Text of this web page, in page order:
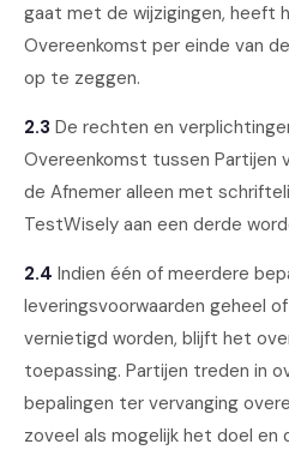
gaat met de wijzigingen, heeft
Overeenkomst per einde van
op te zeggen.
2.3 De rechten en
Overeenkomst tussen Partijen
de Afnemer alleen met
TestWisely aan een derde
2.4 Indien één of meerdere
leveringsvoorwaarden geheel
vernietigd worden, blijft het
toepassing. Partijen treden in
bepalingen ter vervanging
zoveel als mogelijk het doel en